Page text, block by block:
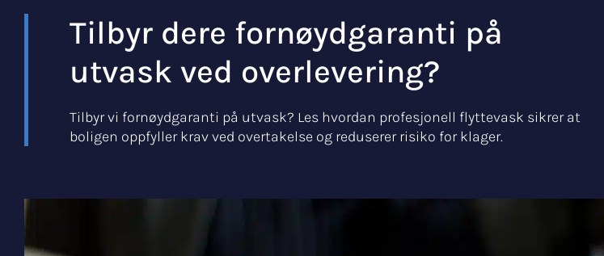
Tilbyr dere fornøydgaranti på
utvask ved overlevering?
Tilbyr vi fornøydgaranti på utvask? Les hvordan profesjonell flyttevask sikrer at
boligen oppfyller krav ved overtakelse og reduserer risiko for klager.